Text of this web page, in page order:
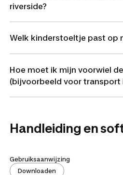
riverside?
Welk kinderstoeltje past op
Hoe moet ik mijn voorwiel
(bijvoorbeeld voor transport
Handleiding en
Gebruiksaanwijzing
Downloaden